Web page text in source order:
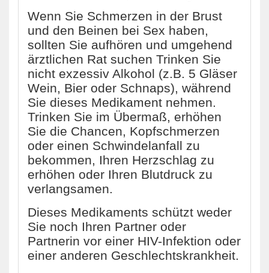
Wenn Sie Schmerzen in der Brust
und den Beinen bei Sex haben,
sollten Sie aufhören und umgehend
ärztlichen Rat suchen Trinken Sie
nicht exzessiv Alkohol (z.B. 5 Gläser
Wein, Bier oder Schnaps), während
Sie dieses Medikament nehmen.
Trinken Sie im Übermaß, erhöhen
Sie die Chancen, Kopfschmerzen
oder einen Schwindelanfall zu
bekommen, Ihren Herzschlag zu
erhöhen oder Ihren Blutdruck zu
verlangsamen.
Dieses Medikaments schützt weder
Sie noch Ihren Partner oder
Partnerin vor einer HIV-Infektion oder
einer anderen Geschlechtskrankheit.